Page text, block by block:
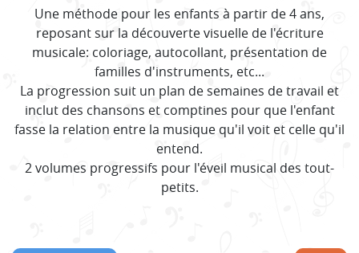
Une méthode pour les enfants à partir de 4 ans,
reposant sur la découverte visuelle de l'écriture
musicale: coloriage, autocollant, présentation de
familles d'instruments, etc...
La progression suit un plan de semaines de travail et
inclut des chansons et comptines pour que l'enfant
fasse la relation entre la musique qu'il voit et celle qu'il
entend.
2 volumes progressifs pour l'éveil musical des tout-
petits.